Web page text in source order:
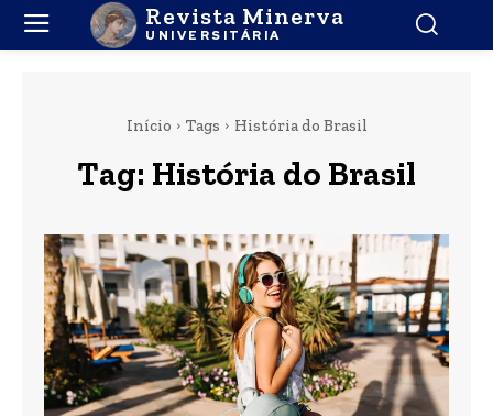
Revista Minerva
UNIVERSITÁRIA
Início Tags História do Brasil
Tag: História do Brasil